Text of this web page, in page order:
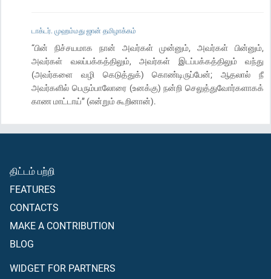
டாக்டர். முஹம்மது ஜான் தமிழாக்கம்
“பின் நிச்சயமாக நான் அவர்கள் முன்னும், அவர்கள் பின்னும்,
அவர்கள் வலப்பக்கத்திலும், அவர்கள் இடப்பக்கத்திலும் வந்து
(அவர்களை வழி கெடுத்துக்) கொண்டிருப்பேன்; ஆதலால் நீ
அவர்களில் பெரும்பாலோரை (உனக்கு) நன்றி செலுத்துவோர்களாகக்
காண மாட்டாய்” (என்றும் கூறினான்).
திட்டம் பற்றி
FEATURES
CONTACTS
MAKE A CONTRIBUTION
BLOG
WIDGET FOR PARTNERS